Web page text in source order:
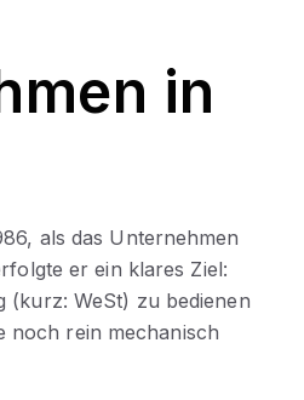
in
als das Unternehmen
er ein klares Ziel:
(kurz: WeSt) zu bedienen
noch rein mechanisch